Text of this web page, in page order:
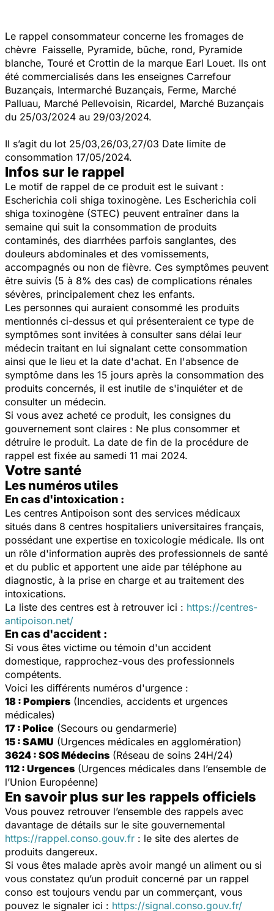
Le rappel consommateur concerne les fromages de
chèvre Faisselle, Pyramide, bûche, rond, Pyramide
blanche, Touré et Crottin de la marque Earl Louet. Ils ont
été commercialisés dans les enseignes Carrefour
Buzançais, Intermarché Buzançais, Ferme, Marché
Palluau, Marché Pellevoisin, Ricardel, Marché Buzançais
du 25/03/2024 au 29/03/2024.
Il s’agit du lot 25/03,26/03,27/03 Date limite de
consommation 17/05/2024.
Infos sur le rappel
Le motif de rappel de ce produit est le suivant :
Escherichia coli shiga toxinogène. Les Escherichia coli
shiga toxinogène (STEC) peuvent entraîner dans la
semaine qui suit la consommation de produits
contaminés, des diarrhées parfois sanglantes, des
douleurs abdominales et des vomissements,
accompagnés ou non de fièvre. Ces symptômes peuvent
être suivis (5 à 8% des cas) de complications rénales
sévères, principalement chez les enfants.
Les personnes qui auraient consommé les produits
mentionnés ci-dessus et qui présenteraient ce type de
symptômes sont invitées à consulter sans délai leur
médecin traitant en lui signalant cette consommation
ainsi que le lieu et la date d'achat. En l'absence de
symptôme dans les 15 jours après la consommation des
produits concernés, il est inutile de s'inquiéter et de
consulter un médecin.
Si vous avez acheté ce produit, les consignes du
gouvernement sont claires : Ne plus consommer et
détruire le produit. La date de fin de la procédure de
rappel est fixée au samedi 11 mai 2024.
Votre santé
Les numéros utiles
En cas d'intoxication :
Les centres Antipoison sont des services médicaux
situés dans 8 centres hospitaliers universitaires français,
possédant une expertise en toxicologie médicale. Ils ont
un rôle d'information auprès des professionnels de santé
et du public et apportent une aide par téléphone au
diagnostic, à la prise en charge et au traitement des
intoxications.
La liste des centres est à retrouver ici : https://centres-
antipoison.net/
En cas d'accident :
Si vous êtes victime ou témoin d'un accident
domestique, rapprochez-vous des professionnels
compétents.
Voici les différents numéros d'urgence :
18 : Pompiers (Incendies, accidents et urgences
médicales)
17 : Police (Secours ou gendarmerie)
15 : SAMU (Urgences médicales en agglomération)
3624 : SOS Médecins (Réseau de soins 24H/24)
112 : Urgences (Urgences médicales dans l’ensemble de
l’Union Européenne)
En savoir plus sur les rappels officiels
Vous pouvez retrouver l’ensemble des rappels avec
davantage de détails sur le site gouvernemental
https://rappel.conso.gouv.fr : le site des alertes de
produits dangereux.
Si vous êtes malade après avoir mangé un aliment ou si
vous constatez qu’un produit concerné par un rappel
conso est toujours vendu par un commerçant, vous
pouvez le signaler ici : https://signal.conso.gouv.fr/